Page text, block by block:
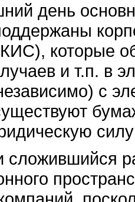
день
которые
и т.п. в
с
сложившийся